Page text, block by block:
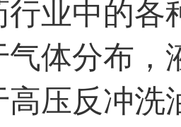
行业中的各
气体分布，
高压反冲洗